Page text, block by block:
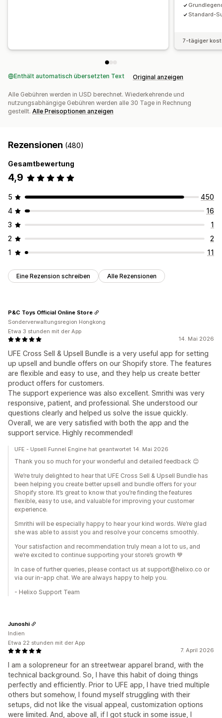
Standard-
7-tägiger
Enthält automatisch übersetzten Text Original anzeigen
Alle Gebühren werden in USD berechnet. Wiederkehrende und
nutzungsabhängige Gebühren werden alle 30 Tage in Rechnung
gestellt. Alle Preisoptionen anzeigen
Rezensionen (480)
Gesamtbewertung
4,9
5
450
4
16
3
1
2
2
1
11
Eine Rezension schreiben Alle Rezensionen
14. Mai 2026
UFE Cross Sell & Upsell Bundle is a very useful app for setting
up upsell and bundle offers on our Shopify store. The features
are flexible and easy to use, and they help us create better
product offers for customers.
The support experience was also excellent. Smrithi was very
responsive, patient, and professional. She understood our
questions clearly and helped us solve the issue quickly.
Overall, we are very satisfied with both the app and the
support service. Highly recommended!
P&C Toys Official Online Store
Sonderverwaltungsregion Hongkong
Etwa 3 stunden mit der App
UFE - Upsell Funnel Engine hat geantwortet 14. Mai 2026
Thank you so much for your wonderful and detailed feedback 😊
We’re truly delighted to hear that UFE Cross Sell & Upsell Bundle has
been helping you create better upsell and bundle offers for your
Shopify store. It’s great to know that you’re finding the features
flexible, easy to use, and valuable for improving your customer
experience.
Smrithi will be especially happy to hear your kind words. We’re glad
she was able to assist you and resolve your concerns smoothly.
Your satisfaction and recommendation truly mean a lot to us, and
we’re excited to continue supporting your store’s growth 💙
In case of further queries, please contact us at support@helixo.co or
via our in-app chat. We are always happy to help you.
- Helixo Support Team
7. April 2026
I am a solopreneur for an streetwear apparel brand, with the
technical background. So, I have this habit of doing things
perfectly and efficiently. Prior to UFE app, I have tried multiple
others but somehow, I found myself struggling with their
setups, did not like the visual appeal, customization options
were limited. And, above all, if I got stuck in some issue, I
Junoshi
Indien
Etwa 22 stunden mit der App